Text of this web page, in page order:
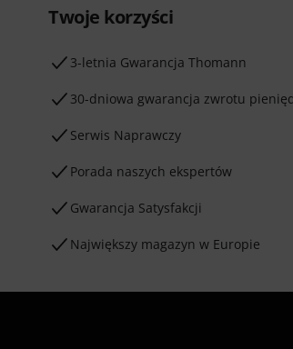
Twoje korzyści
3-letnia Gwarancja Thomann
30-dniowa gwarancja zwrotu
Serwis Naprawczy
Porada naszych ekspertów
Gwarancja Satysfakcji
Największy magazyn w Europie